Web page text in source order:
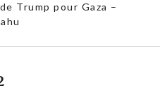
Trump pour Gaza –